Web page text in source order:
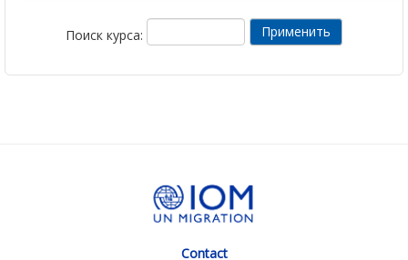
Поиск курса:
Contact